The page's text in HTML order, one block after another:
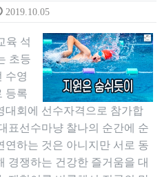
2019.10.05
육 석
초등
수영
등록
대회에 선수자격으로 참가합
표선수마냥 찰나의 순간에 순
연하는 것은 아니지만 서로 동
경쟁하는 건강한 즐거움을 대